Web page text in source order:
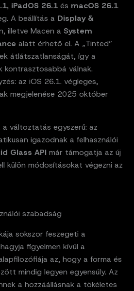
, iPadOS 26.1és macOS 26.1
A beállítás a Display &
illetve Macen a System
alatt érhető el. A „Tinted”
átlátszatlanságát, így a
kontrasztosabbá válnak.
az iOS 26.1. végleges,
megjelenése 2025 október
változtatás egyszerű: az
igazodnak a felhasználói
Glass API már támogatja az új
külön módosításokat végezni az
szabadság
sokszor feszegeti a
figyelmen kívül a
az, hogy a forma és
mindig legyen egyensúly. Az
a hozzáállásnak a tökéletes